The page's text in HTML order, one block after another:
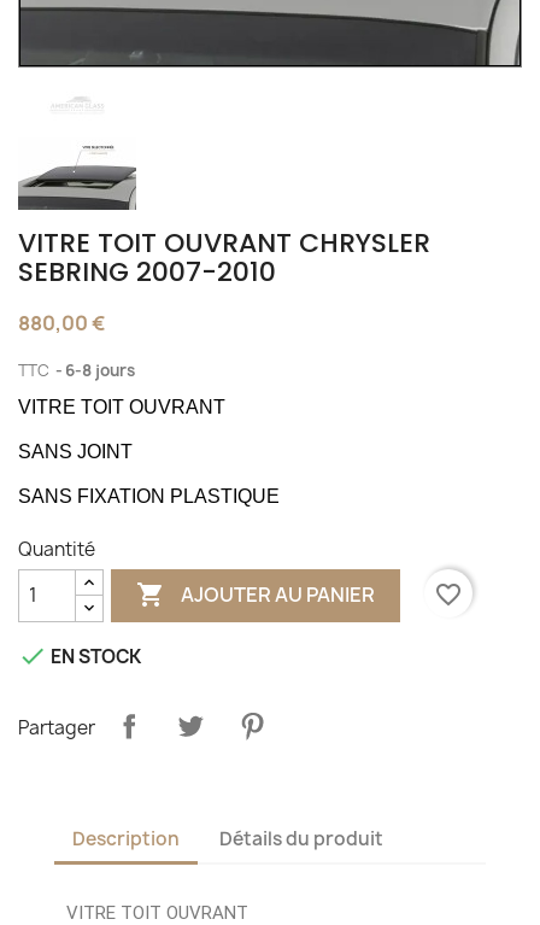
VITRE TOIT OUVRANT CHRYSLER
SEBRING 2007-2010
880,00 €
TTC 6-8 jours
VITRE TOIT OUVRANT
SANS JOINT
SANS FIXATION PLASTIQUE
Quantité
 AJOUTER AU PANIER favorite_border
 EN STOCK
Partager
Description Détails du produit
VITRE TOIT OUVRANT